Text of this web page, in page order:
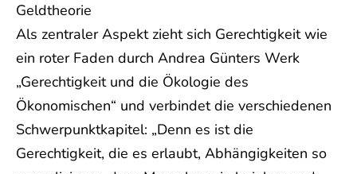
Geldtheorie
Als zentraler Aspekt zieht sich Gerechtigkeit wie
ein roter Faden durch Andrea Günters Werk
„Gerechtigkeit und die Ökologie des
Ökonomischen“ und verbindet die verschiedenen
Schwerpunktkapitel: „Denn es ist die
Gerechtigkeit, die es erlaubt, Abhängigkeiten so